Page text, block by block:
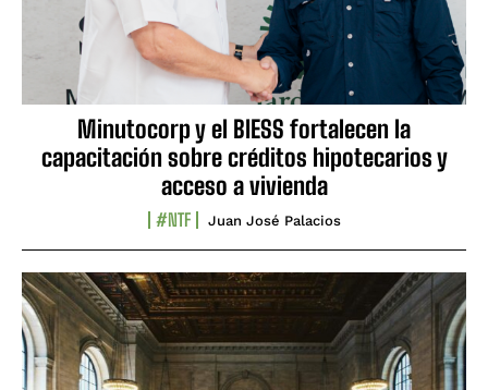
Minutocorp y el BIESS fortalecen la
capacitación sobre créditos hipotecarios y
acceso a vivienda
#NTF Juan José Palacios